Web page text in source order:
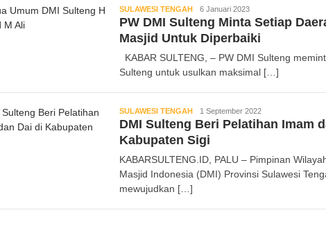
SULAWESI TENGAH Kabar
Sulteng
6 Januari 2023
PW DMI Sulteng Minta Setiap
Masjid Untuk Diperbaiki
KABAR SULTENG, – PW DMI Sulteng
Sulteng untuk usulkan maksimal […]
SULAWESI TENGAH Kabar
Sulteng
1 September 2022
DMI Sulteng Beri Pelatihan Imam
Kabupaten Sigi
KABARSULTENG.ID, PALU – Pimpinan
Masjid Indonesia (DMI) Provinsi Sulawesi
mewujudkan […]